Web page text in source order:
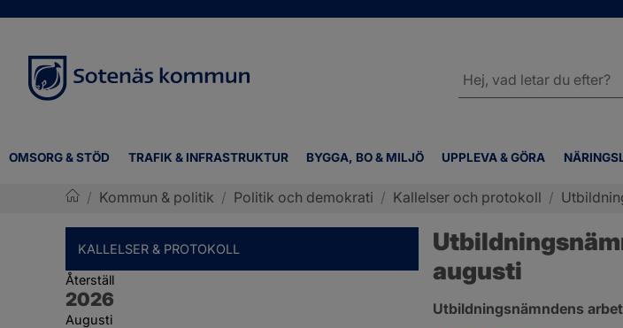
OMSORG & STÖD TRAFIK & INFRASTRUKTUR BYGGA, BO & MILJÖ UPPLEVA & GÖRA
webbplatsen
/ Kommun & politik / Politik och demokrati / Kallelser och protokoll /
KALLELSER & PROTOKOLL
Återställ
År:
2026
Augusti
augusti
Utbildningsnämndens